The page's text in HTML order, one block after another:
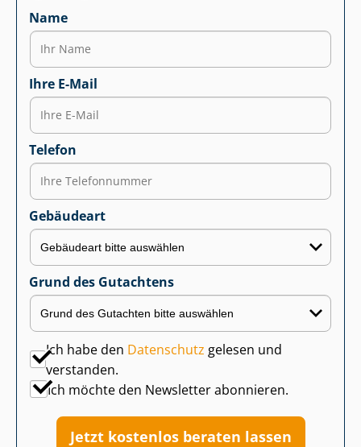
Name
Ihre E-Mail
Telefon
Gebäudeart
Grund des Gutachtens
Ich habe den Datenschutz gelesen und
verstanden.
Ich möchte den Newsletter abonnieren.
Jetzt kostenlos beraten lassen